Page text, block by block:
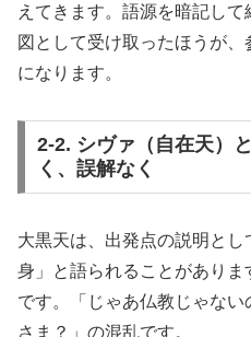
えてきます。語源を暗記し
図として受け取ったほうが
になります。
2-2. シヴァ（自在天）
く、誤解なく
大黒天は、出発点の説明と
身」と語られることがあり
です。「じゃあ仏教じゃな
さま？」の混乱です。